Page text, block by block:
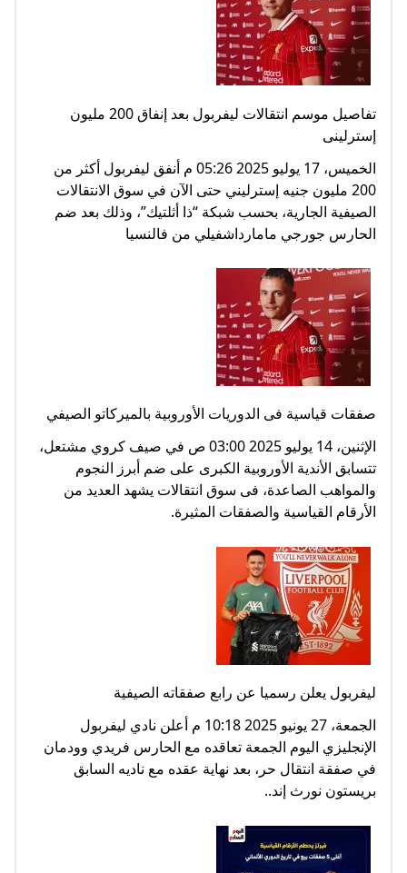
تفاصيل موسم انتقالات ليفربول بعد إنفاق 200 مليون
إسترلينى
الخميس، 17 يوليو 2025 05:26 م أنفق ليفربول أكثر من
200 مليون جنيه إسترليني حتى الآن في سوق الانتقالات
الصيفية الجارية، بحسب شبكة “ذا أثلتيك”، وذلك بعد ضم
الحارس جورجي مامارداشفيلي من فالنسيا
صفقات قياسية فى الدوريات الأوروبية بالميركاتو الصيفي
الإثنين، 14 يوليو 2025 03:00 ص في صيف كروي مشتعل،
تتسابق الأندية الأوروبية الكبرى على ضم أبرز النجوم
والمواهب الصاعدة، فى سوق انتقالات يشهد العديد من
الأرقام القياسية والصفقات المثيرة.
ليفربول يعلن رسميا عن رابع صفقاته الصيفية
الجمعة، 27 يونيو 2025 10:18 م أعلن نادي ليفربول
الإنجليزي اليوم الجمعة تعاقده مع الحارس فريدي وودمان
في صفقة انتقال حر، بعد نهاية عقده مع ناديه السابق
بريستون نورث إند..